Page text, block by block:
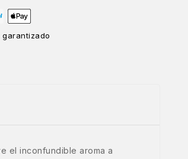
el inconfundible aroma a